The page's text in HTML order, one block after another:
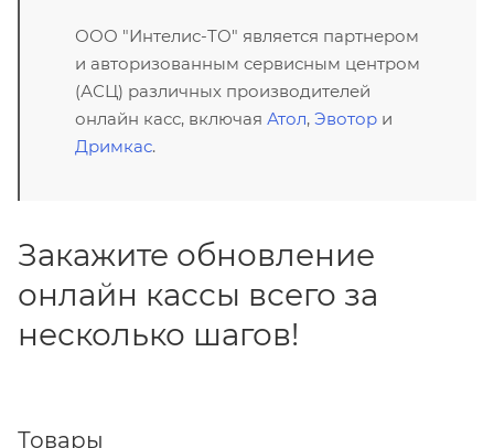
ООО "Интелис-ТО" является партнером
и авторизованным сервисным центром
(АСЦ) различных производителей
онлайн касс, включая Атол, Эвотор и
Дримкас.
Закажите обновление
онлайн кассы всего за
несколько шагов!
Товары